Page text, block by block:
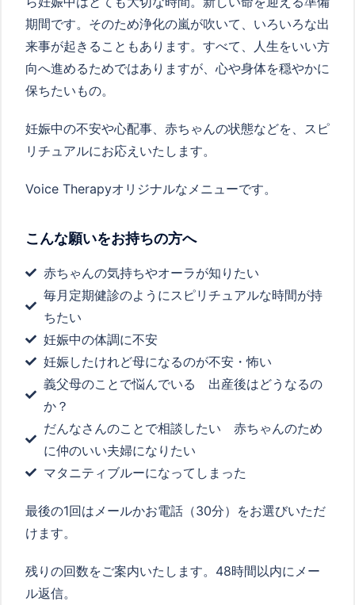
期間です。そのため浄化の嵐が吹いて、いろいろな出
来事が起きることもあります。すべて、人生をいい方
向へ進めるためではありますが、心や身体を穏やかに
保ちたいもの。
妊娠中の不安や心配事、赤ちゃんの状態などを、スピ
リチュアルにお応えいたします。
Voice Therapyオリジナルなメニューです。
こんな願いをお持ちの方へ
赤ちゃんの気持ちやオーラが知りたい
毎月定期健診のようにスピリチュアルな時間が持
ちたい
妊娠中の体調に不安
妊娠したけれど母になるのが不安・怖い
義父母のことで悩んでいる 出産後はどうなるの
か？
だんなさんのことで相談したい 赤ちゃんのため
に仲のいい夫婦になりたい
マタニティブルーになってしまった
最後の1回はメールかお電話（30分）をお選びいただ
けます。
残りの回数をご案内いたします。 48時間以内にメー
ル返信。